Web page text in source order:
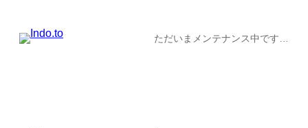
ただいまメンテナンス中です…